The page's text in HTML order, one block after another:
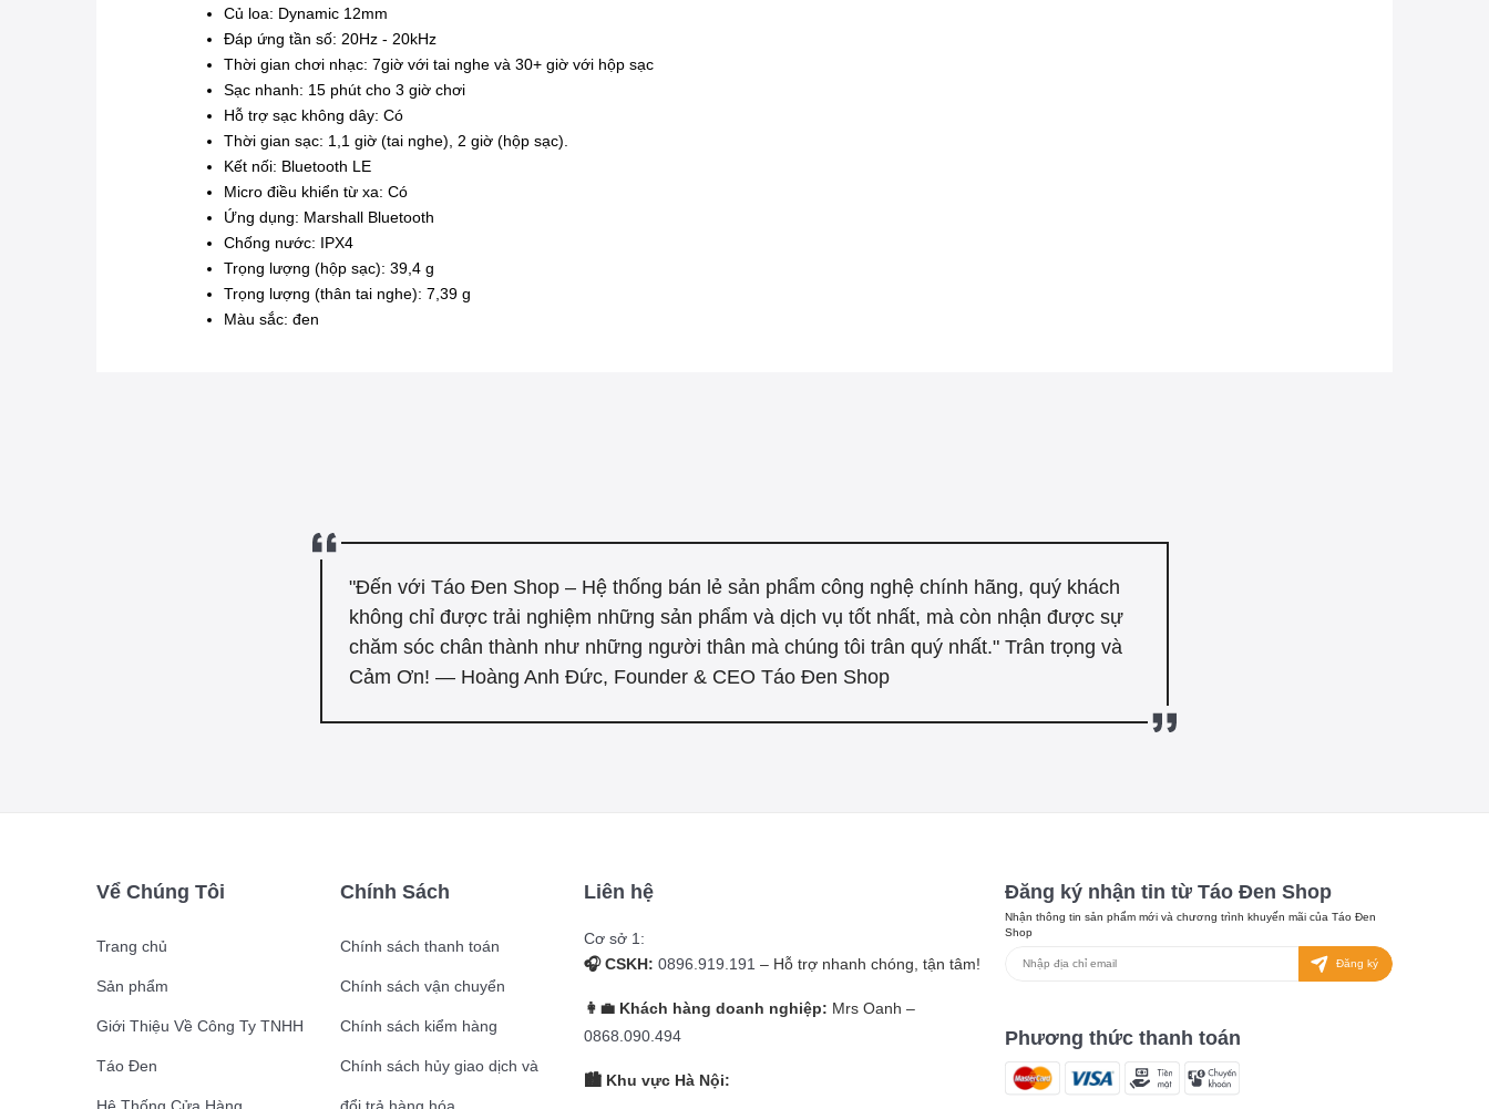
Củ loa: Dynamic 12mm
Đáp ứng tần số: 20Hz - 20kHz
Thời gian chơi nhạc: 7giờ với tai nghe và 30+ giờ với hộp sạc
Sạc nhanh: 15 phút cho 3 giờ chơi
Hỗ trợ sạc không dây: Có
Thời gian sạc: 1,1 giờ (tai nghe), 2 giờ (hộp sạc).
Kết nối: Bluetooth LE
Micro điều khiển từ xa: Có
Ứng dụng: Marshall Bluetooth
Chống nước: IPX4
Trọng lượng (hộp sạc): 39,4 g
Trọng lượng (thân tai nghe): 7,39 g
Màu sắc: đen
"Đến với Táo Đen Shop – Hệ thống bán lẻ sản phẩm công nghệ chính hãng, quý khách
không chỉ được trải nghiệm những sản phẩm và dịch vụ tốt nhất, mà còn nhận được sự
chăm sóc chân thành như những người thân mà chúng tôi trân quý nhất." Trân trọng và
Cảm Ơn! — Hoàng Anh Đức, Founder & CEO Táo Đen Shop
Vể Chúng Tôi
Trang chủ
Sản phẩm
Giới Thiệu Về Công Ty TNHH
Táo Đen
Hệ Thống Cửa Hàng
Chính Sách
Chính sách thanh toán
Chính sách vận chuyển
Chính sách kiểm hàng
Chính sách hủy giao dịch và
đổi trả hàng hóa
Liên hệ
Cơ sở 1:
🎧 CSKH: 0896.919.191 – Hỗ trợ nhanh chóng, tận tâm!
👩‍💼 Khách hàng doanh nghiệp: Mrs Oanh –
0868.090.494
🏙️ Khu vực Hà Nội:
Đăng ký nhận tin từ Táo Đen Shop
Nhận thông tin sản phẩm mới và chương trình khuyến mãi của Táo Đen
Shop
Đăng ký
Phương thức thanh toán